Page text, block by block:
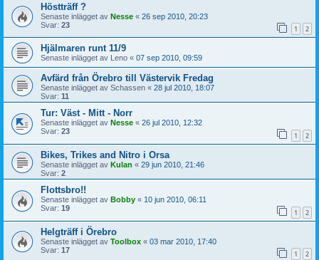
Höstträff ?
Senaste inlägget av Nesse « 26 sep 2010, 20:23
Svar: 23 1 2
Hjälmaren runt 11/9
Senaste inlägget av Leno « 07 sep 2010, 09:59
Avfärd från Örebro till Västervik Fredag
Senaste inlägget av Schassen « 28 jul 2010, 18:07
Svar: 11
Tur: Väst - Mitt - Norr
Senaste inlägget av Nesse « 26 jul 2010, 12:32
Svar: 23 1 2
Bikes, Trikes and Nitro i Orsa
Senaste inlägget av Kulan « 29 jun 2010, 21:46
Svar: 2
Flottsbro!!
Senaste inlägget av Bobby « 10 jun 2010, 06:11
Svar: 19 1 2
Helgträff i Örebro
Senaste inlägget av Toolbox « 03 mar 2010, 17:40
Svar: 17 1 2